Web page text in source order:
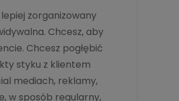
zorganizowany
Chcesz, aby
Chcesz pogłębić
styku z klientem
mediach, reklamy,
w sposób regularny,